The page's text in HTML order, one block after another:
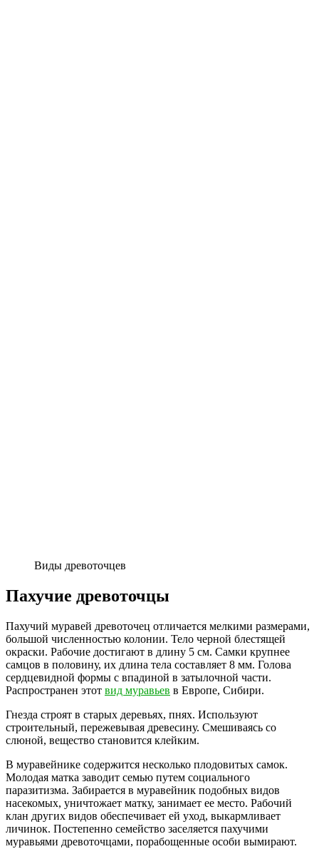
Виды древоточцев
Пахучие древоточцы
Пахучий муравей древоточец отличается мелкими размерами,
большой численностью колонии. Тело черной блестящей
окраски. Рабочие достигают в длину 5 см. Самки крупнее
самцов в половину, их длина тела составляет 8 мм. Голова
сердцевидной формы с впадиной в затылочной части.
Распространен этот вид муравьев в Европе, Сибири.
Гнезда строят в старых деревьях, пнях. Используют
строительный, пережевывая древесину. Смешиваясь со
слюной, вещество становится клейким.
В муравейнике содержится несколько плодовитых самок.
Молодая матка заводит семью путем социального
паразитизма. Забирается в муравейник подобных видов
насекомых, уничтожает матку, занимает ее место. Рабочий
клан других видов обеспечивает ей уход, выкармливает
личинок. Постепенно семейство заселяется пахучими
муравьями древоточцами, порабощенные особи вымирают.